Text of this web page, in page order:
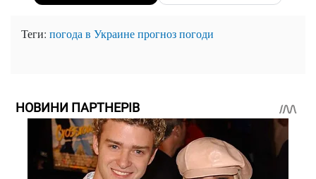
Теги: погода в Украинепрогноз погоди
НОВИНИ ПАРТНЕРІВ